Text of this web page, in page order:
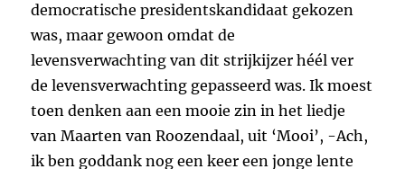
democratische presidentskandidaat gekozen
was, maar gewoon omdat de
levensverwachting van dit strijkijzer héél ver
de levensverwachting gepasseerd was. Ik moest
toen denken aan een mooie zin in het liedje
van Maarten van Roozendaal, uit ‘Mooi’, -Ach,
ik ben goddank nog een keer een jonge lente